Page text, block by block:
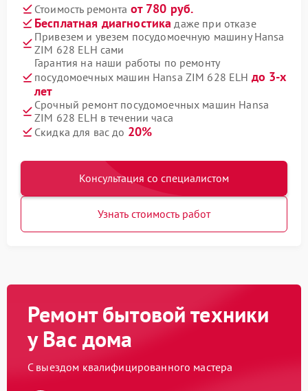
Стоимость ремонта от 780 руб.
Бесплатная диагностика даже при отказе
Привезем и увезем посудомоечную машину Hansa
ZIM 628 ELH сами
Гарантия на наши работы по ремонту
посудомоечных машин Hansa ZIM 628 ELH до 3-х
лет
Срочный ремонт посудомоечных машин Hansa
ZIM 628 ELH в течении часа
Скидка для вас до 20%
Консультация со специалистом
Узнать стоимость работ
Ремонт бытовой техники
у Вас дома
С выездом квалифицированного мастера